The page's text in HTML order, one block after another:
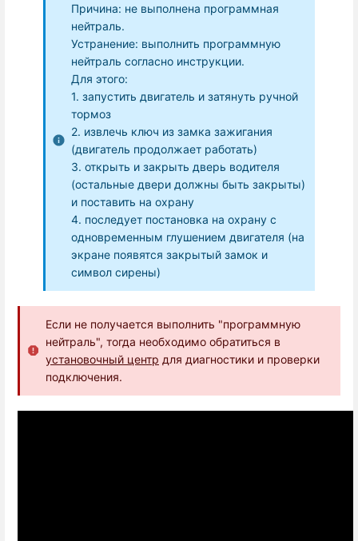
Причина: не выполнена программная
нейтраль.
Устранение: выполнить программную
нейтраль согласно инструкции.
Для этого:
1. запустить двигатель и затянуть ручной
тормоз
2. извлечь ключ из замка зажигания
(двигатель продолжает работать)
3. открыть и закрыть дверь водителя
(остальные двери должны быть закрыты)
и поставить на охрану
4. последует постановка на охрану с
одновременным глушением двигателя (на
экране появятся закрытый замок и
символ сирены)
Если не получается выполнить "программную
нейтраль", тогда необходимо обратиться в
установочный центр для диагностики и проверки
подключения.